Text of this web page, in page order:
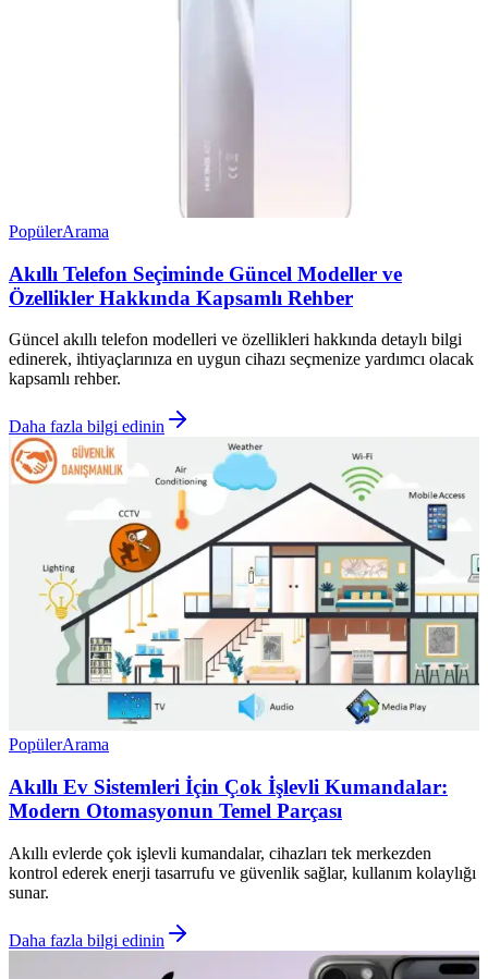
PopülerArama
Akıllı Telefon Seçiminde Güncel Modeller ve
Özellikler Hakkında Kapsamlı Rehber
Güncel akıllı telefon modelleri ve özellikleri hakkında detaylı bilgi
edinerek, ihtiyaçlarınıza en uygun cihazı seçmenize yardımcı olacak
kapsamlı rehber.
Daha fazla bilgi edinin
PopülerArama
Akıllı Ev Sistemleri İçin Çok İşlevli Kumandalar:
Modern Otomasyonun Temel Parçası
Akıllı evlerde çok işlevli kumandalar, cihazları tek merkezden
kontrol ederek enerji tasarrufu ve güvenlik sağlar, kullanım kolaylığı
sunar.
Daha fazla bilgi edinin